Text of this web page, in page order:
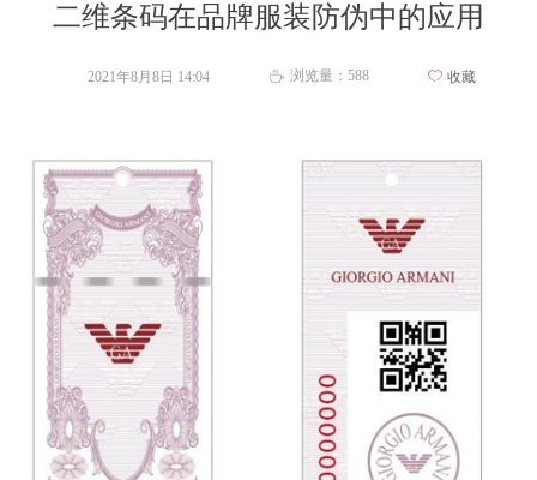
二维条码在品牌服装防伪中的应用
2021年8月8日 14:04 ꄘ 浏览量： 588 ꄀ 收藏